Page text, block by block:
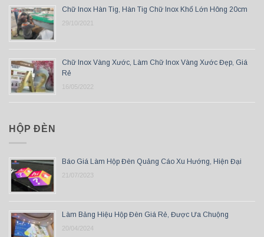
Chữ Inox Hàn Tig, Hàn Tig Chữ Inox Khổ Lớn Hông 20cm
29/10/2021
Chữ Inox Vàng Xước, Làm Chữ Inox Vàng Xước Đẹp, Giá
Rẻ
16/05/2022
HỘP ĐÈN
Báo Giá Làm Hộp Đèn Quảng Cáo Xu Hướng, Hiện Đại
21/07/2023
Làm Bảng Hiệu Hộp Đèn Giá Rẻ, Được Ưa Chuộng
20/04/2024